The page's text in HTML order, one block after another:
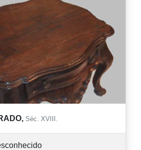
Séc. XVIII.